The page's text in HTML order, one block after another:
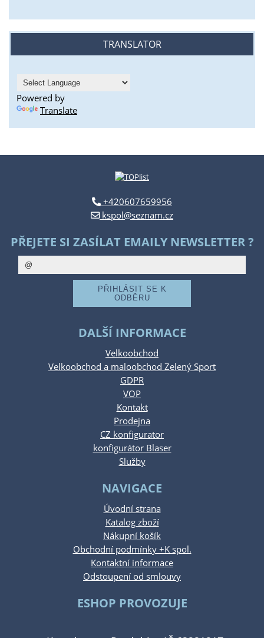
TRANSLATOR
Powered by
Translate
+420607659956
kspol@seznam.cz
PŘEJETE SI ZASÍLAT EMAILY NEWSLETTER ?
DALŠÍ INFORMACE
Velkoobchod
Velkoobchod a maloobchod Zelený Sport
GDPR
VOP
Kontakt
Prodejna
CZ konfigurator
konfigurátor Blaser
Služby
NAVIGACE
Úvodní strana
Katalog zboží
Nákupní košík
Obchodní podmínky +K spol.
Kontaktní informace
Odstoupení od smlouvy
ESHOP PROVOZUJE